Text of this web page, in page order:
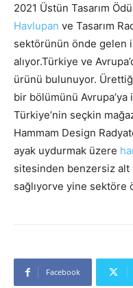
2021 Üstün Tasarım
Havlupan ve Tasarım
sektörünün önde gelen
alıyor.Türkiye ve
ürünü bulunuyor.
bir bölümünü
Türkiye’nin seçkin
Hammam Design
ayak uydurmak üzere
sitesinden benzersiz alt
sağlıyorve yine sektöre
Facebook